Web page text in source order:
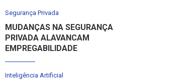
Segurança Privada
MUDANÇAS NA SEGURANÇA
PRIVADA ALAVANCAM
EMPREGABILIDADE
Inteligência Artificial